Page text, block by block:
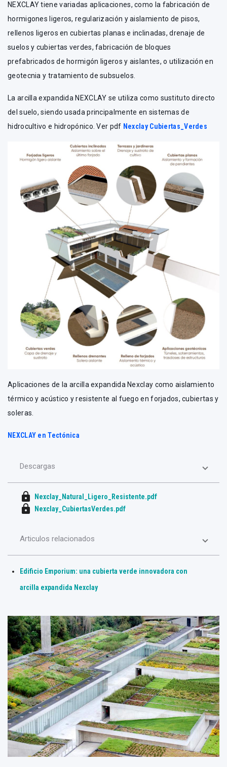
NEXCLAY tiene variadas aplicaciones, como la fabricación de
hormigones ligeros, regularización y aislamiento de pisos,
rellenos ligeros en cubiertas planas e inclinadas, drenaje de
suelos y cubiertas verdes, fabricación de bloques
prefabricados de hormigón ligeros y aislantes, o utilización en
geotecnia y tratamiento de subsuelos.
La arcilla expandida NEXCLAY se utiliza como sustituto directo
del suelo, siendo usada principalmente en sistemas de
hidrocultivo e hidropónico. Ver pdf Nexclay Cubiertas_Verdes
Aplicaciones de la arcilla expandida Nexclay como aislamiento
térmico y acústico y resistente al fuego en forjados, cubiertas y
soleras.
NEXCLAY en Tectónica
Descargas
lock Nexclay_Natural_Ligero_Resistente.pdf
lock Nexclay_CubiertasVerdes.pdf
Articulos relacionados
Edificio Emporium: una cubierta verde innovadora con
arcilla expandida Nexclay